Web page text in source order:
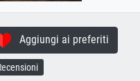
Aggiungi ai preferiti